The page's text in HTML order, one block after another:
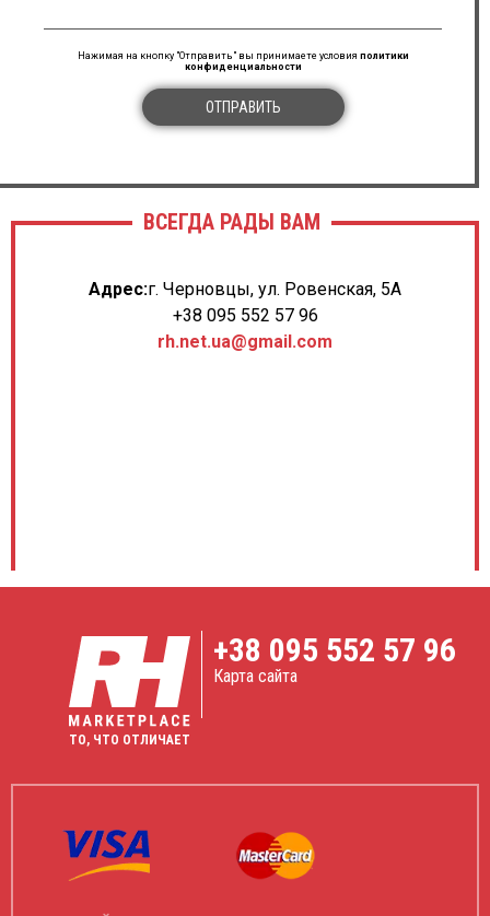
Нажимая на кнопку "Отправить" вы принимаете условия политики
конфиденциальности
ОТПРАВИТЬ
ВСЕГДА РАДЫ ВАМ
Адрес:г. Черновцы, ул. Ровенская, 5А
+38 095 552 57 96
rh.net.ua@gmail.com
ТО, ЧТО ОТЛИЧАЕТ
+38 095 552 57 96
Карта сайта